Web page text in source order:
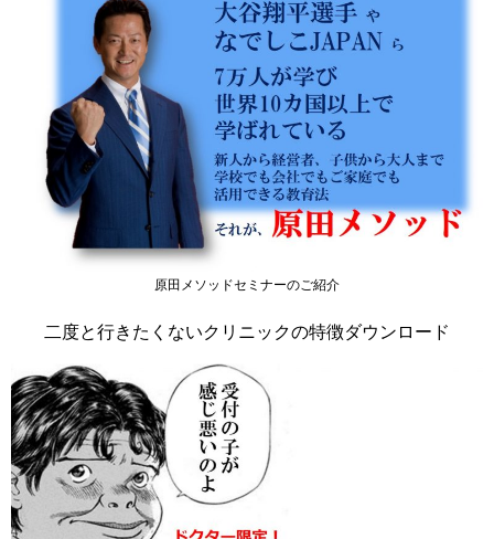
原田メソッドセミナーのご紹介
二度と行きたくないクリニックの特徴ダウンロード